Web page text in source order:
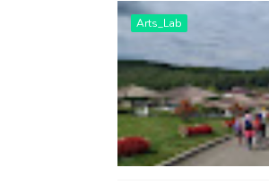
Arts_Lab